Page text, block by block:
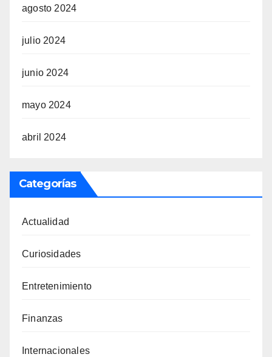
agosto 2024
julio 2024
junio 2024
mayo 2024
abril 2024
Categorías
Actualidad
Curiosidades
Entretenimiento
Finanzas
Internacionales